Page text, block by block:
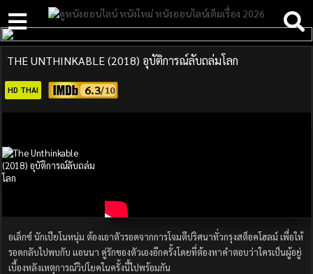
THE UNTHINKABLE (2018) อุบัติการณ์ลับถล่มโลก
HD THAI 6.3
อเล็กซ์ นักเปียโนหนุ่ม ต้องเอาตัวรอดจากการโจมตีปริศนาทั่วกรุงสต็อคโฮลม์ เพื่อให้
รอดกลับไปพบกับ แอนนา คู่รักของตัวเองอีกครั้งโดยที่ต้องหาคำตอบว่าใครเป็นผู้อยู่
เบื้องหลังเหตุการณ์วิปโยคในครั้งนี้ไปพร้อมกัน